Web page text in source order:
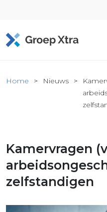
Loon
Xtra
Home Nieuws
Kamervragen
zelfstandigen